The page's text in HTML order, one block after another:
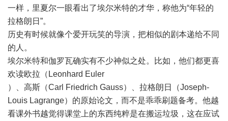
一样，里夏尔一眼看出了埃尔米特的才华，称他为“年轻的
拉格朗日”。
历史有时候就像个爱开玩笑的导演，把相似的剧本递给不同
的人。
埃尔米特和伽罗瓦确实有不少神似之处。比如，他们都更喜
欢读欧拉（Leonhard Euler
）、高斯（Carl Friedrich Gauss）、拉格朗日（Joseph-
Louis Lagrange）的原始论文，而不是乖乖刷题备考。他越
看课外书越觉得课堂上的东西纯粹是在搬运垃圾，这在应试